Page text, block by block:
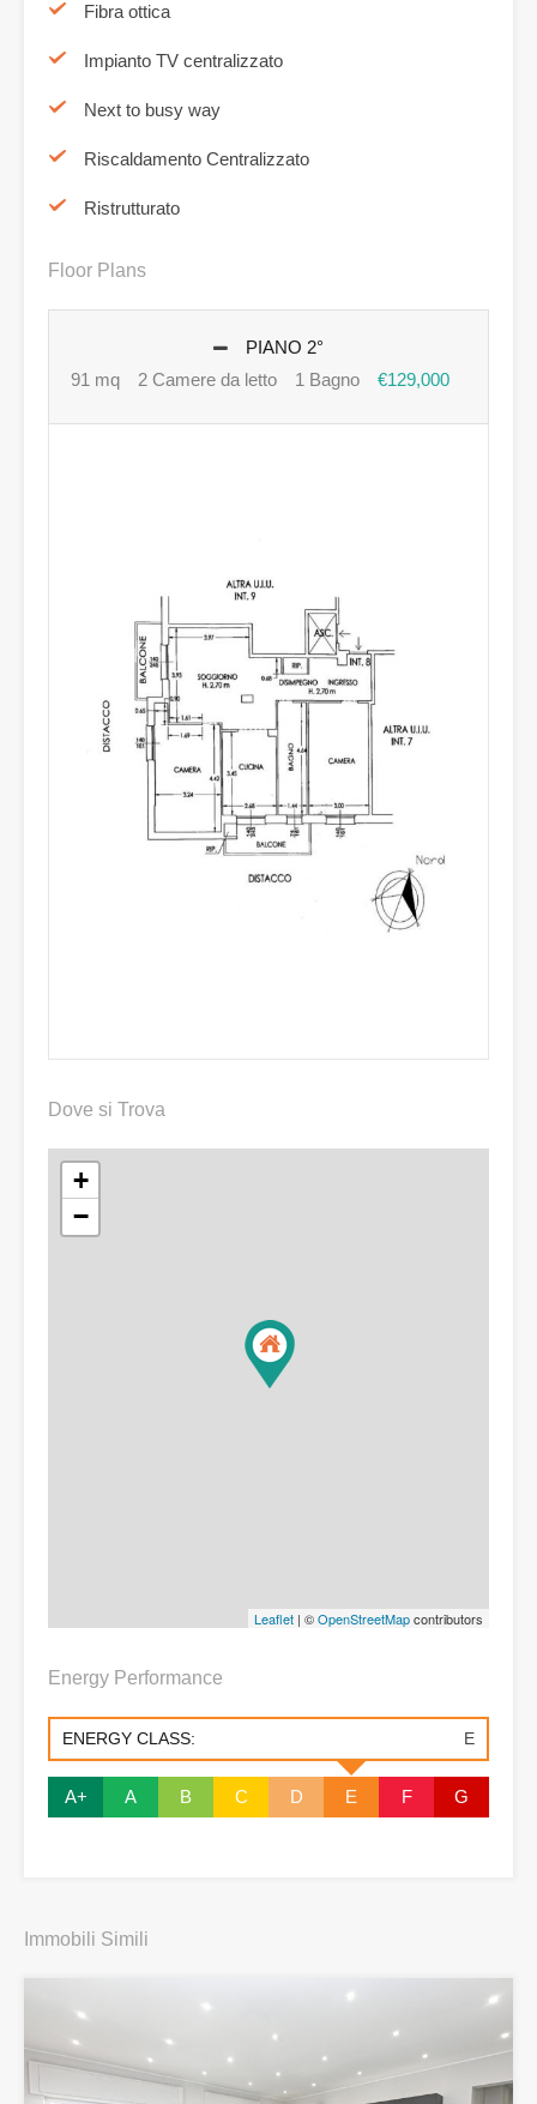
Fibra ottica
Impianto TV centralizzato
Next to busy way
Riscaldamento Centralizzato
Ristrutturato
Floor Plans
PIANO 2°
91 mq
2 Camere da letto 1 Bagno €129,000
Dove si Trova
+
−
Leaflet | ©OpenStreetMapcontributors
Energy Performance
ENERGY CLASS: E
A+ A B C D E F G
Immobili Simili